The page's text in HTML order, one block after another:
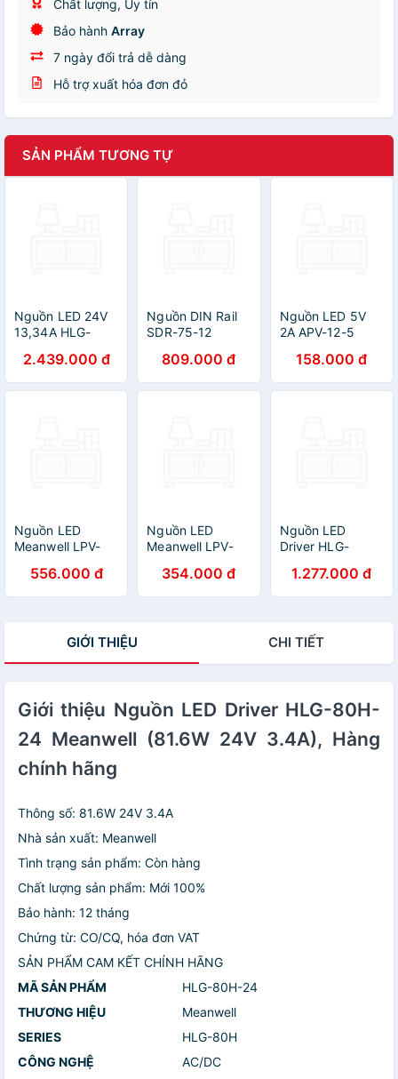
Chất lượng, Uy tín
Bảo hành Array
7 ngày đổi trả dễ dàng
Hỗ trợ xuất hóa đơn đỏ
SẢN PHẨM TƯƠNG TỰ
Nguồn LED 24V
13,34A HLG-
Meanwell
2.439.000 đ
Nguồn DIN Rail
SDR-75-12
12V 6.3A) Hàng
phập khẩu
809.000 đ
Nguồn LED 5V
2A APV-12-5
158.000 đ
Nguồn LED
Meanwell LPV-
100W 8.5A),
Hàng chính hãng
556.000 đ
Nguồn LED
Meanwell LPV-
5A), Hàng chính
hãng
354.000 đ
Nguồn LED
Driver HLG-
Meanwell (96W
24V 24V), Hàng
1.277.000 đ
GIỚI THIỆU CHI TIẾT
Giới thiệu Nguồn LED Driver HLG-80H-
24 Meanwell (81.6W 24V 3.4A), Hàng
chính hãng
Thông số: 81.6W 24V 3.4A
Nhà sản xuất: Meanwell
Tình trạng sản phẩm: Còn hàng
Chất lượng sản phẩm: Mới 100%
Bảo hành: 12 tháng
Chứng từ: CO/CQ, hóa đơn VAT
SẢN PHẨM CAM KẾT CHÍNH HÃNG
MÃ SẢN PHẨM
HLG-80H-24
THƯƠNG HIỆU
Meanwell
SERIES
HLG-80H
CÔNG NGHỆ
AC/DC